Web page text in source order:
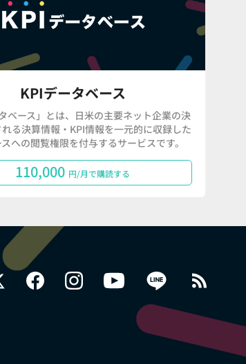
KPIデータベース
ベース」とは、日米の主要ネット企業の決
る決算情報・KPI情報を一元的に収録した
への閲覧権限を付与するサービスです。
110,000 円/月で購読する